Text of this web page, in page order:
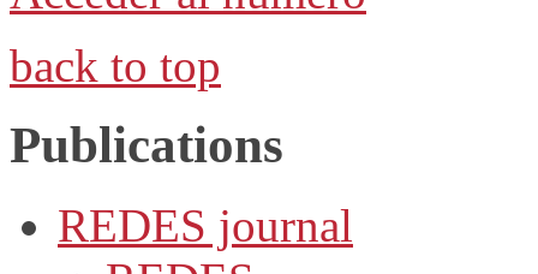
back to top
Publications
REDES journal